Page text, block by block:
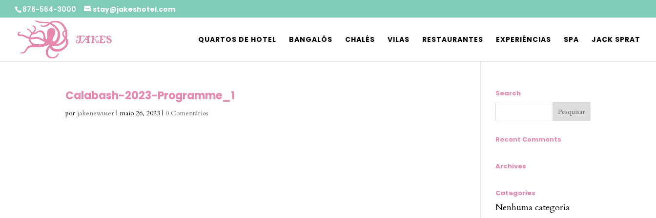
876-564-3000 stay@jakeshotel.com
QUARTOS DE HOTEL BANGALÔS CHALÉS VILAS RESTAURANTES EXPERIÊNCIAS SPA JACK SPRAT
Calabash-2023-Programme_1
por jakenewuser | maio 26, 2023 |0 Comentários
Search
Recent Comments
Archives
Categories
Nenhuma categoria